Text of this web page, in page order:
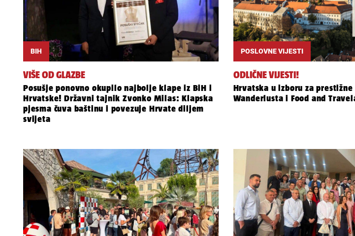
BIH
VIŠE OD GLAZBE
Posušje ponovno okupilo najbolje klape iz BiH i
Hrvatske! Državni tajnik Zvonko Milas: Klapska
pjesma čuva baštinu i povezuje Hrvate diljem
svijeta
POSLOVNE VIJESTI
ODLIČNE VIJESTI!
Hrvatska u izboru za prestižne
Wanderlusta i Food and